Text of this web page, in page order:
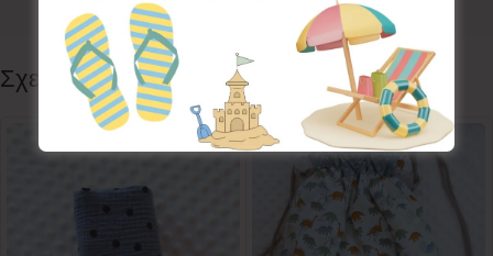
Follow:
Σχετικά προϊόντα